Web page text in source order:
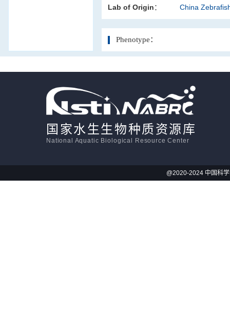
Lab of Origin： China
Phenotype：
国家水生生物种质资源库
National Aquatic Biological Resource Center
@2020-2024 中国科